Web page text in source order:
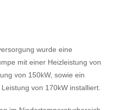
wurde eine
mit einer Heizleistung von
von 150kW, sowie ein
von 170kW installiert.